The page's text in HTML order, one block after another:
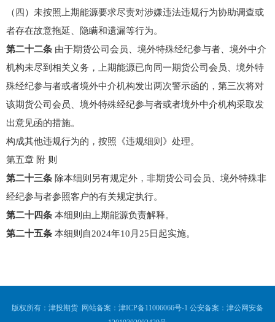
（四）未按照上期能源要求尽责对涉嫌违法违规行为协助调查或
者存在故意拖延、隐瞒和遗漏等行为。
第二十二条 由于期货公司会员、境外特殊经纪参与者、境外中介
机构未尽到相关义务，上期能源已向同一期货公司会员、境外特
殊经纪参与者或者境外中介机构发出两次警示函的，第三次将对
该期货公司会员、境外特殊经纪参与者或者境外中介机构采取发
出意见函的措施。
构成其他违规行为的，按照《违规细则》处理。
第五章 附 则
第二十三条 除本细则另有规定外，非期货公司会员、境外特殊非
经纪参与者参照客户的有关规定执行。
第二十四条 本细则由上期能源负责解释。
第二十五条 本细则自2024年10月25日起实施。
版权所有：津投期货 网站备案： 津ICP备11006066号-1 公安备案： 津公网安备